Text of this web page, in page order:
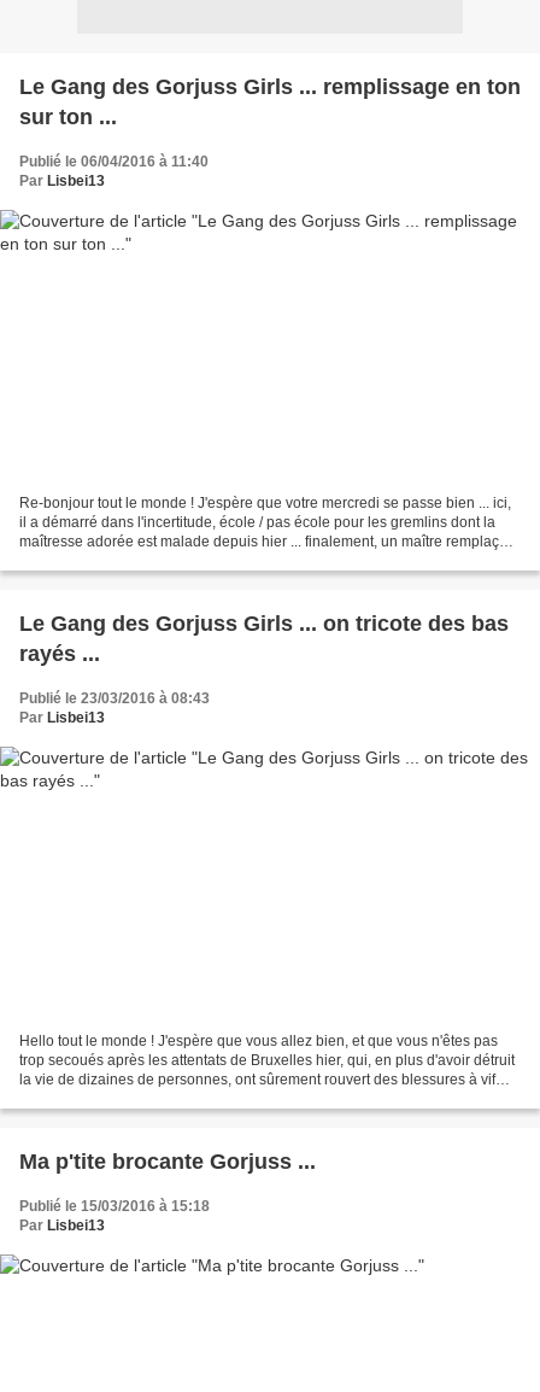
Le Gang des Gorjuss Girls ... remplissage en ton
sur ton ...
Publié le 06/04/2016 à 11:40
Par Lisbei13
Re-bonjour tout le monde ! J'espère que votre mercredi se passe bien ... ici,
il a démarré dans l'incertitude, école / pas école pour les gremlins dont la
maîtresse adorée est malade depuis hier ... finalement, un maître remplaçant
Le Gang des Gorjuss Girls ... on tricote des bas
rayés ...
Publié le 23/03/2016 à 08:43
Par Lisbei13
Hello tout le monde ! J'espère que vous allez bien, et que vous n'êtes pas
trop secoués après les attentats de Bruxelles hier, qui, en plus d'avoir détruit
la vie de dizaines de personnes, ont sûrement rouvert des blessures à vif
Ma p'tite brocante Gorjuss ...
Publié le 15/03/2016 à 15:18
Par Lisbei13